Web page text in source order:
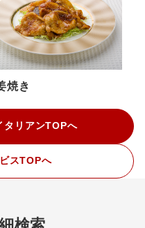
焼き
タリアンTOPへ
スTOPへ